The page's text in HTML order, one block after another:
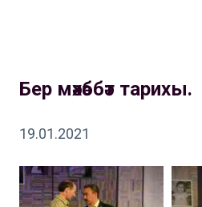
Бер мәхәббәт тарихы.
19.01.2021